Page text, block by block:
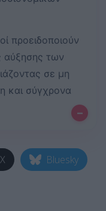
προειδοποιούν
αύξησης των
σε μη
και σύγχρονα
–
Bluesky